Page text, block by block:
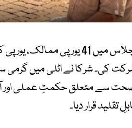
اجلاس میں 41 یورپی
کی۔ شرکا نے اٹلی میں گرمی
سے متعلق حکمتِ عملی اور
تقلید قرار دیا۔